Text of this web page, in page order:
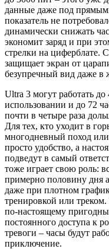
данные даже под
показатель не
динамически снижать
экономит заряд и при
стрелки на циферблате.
защищает экран от
безупречный вид даже в
Ultra 3 могут работать
использовании и до 72
почти в четыре раза
Для тех, кто уходит в
многодневный поход
просто удобство, а
подведут в самый
тоже играет свою роль:
примерно половину дня
даже при плотном
тренировкой или
по-настоящему
постоянного доступа к
тревоги – часы будут
приключение.